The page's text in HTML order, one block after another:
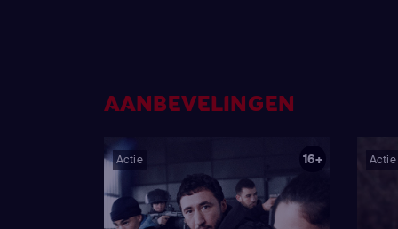
AANBEVELINGEN
Actie 16+ Actie